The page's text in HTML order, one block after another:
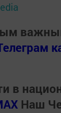
в
Наш